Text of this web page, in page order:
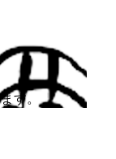
す。